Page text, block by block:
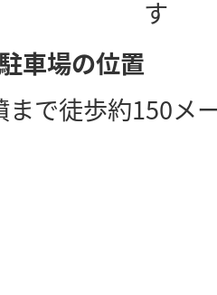
す
車場の位置
で徒歩約150メ